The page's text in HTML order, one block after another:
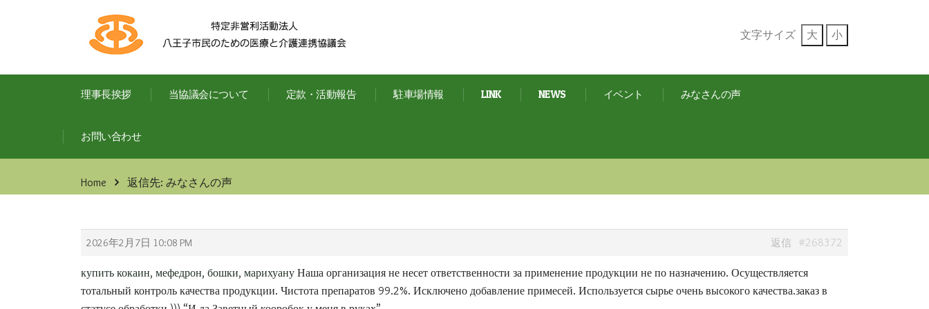
文字サイズ 大 小
理事長挨拶 当協議会について 定款・活動報告 駐車場情報 LINK NEWS イベント みなさんの声
お問い合わせ
Home 返信先: みなさんの声
2026年2月7日 10:08 PM #268372
返信
купить кокаин, мефедрон, бошки, марихуану Наша организация не несет ответственности за применение продукции не по назначению. Осуществляется
тотальный контроль качества продукции. Чистота препаратов 99.2%. Исключено добавление примесей. Используется сырье очень высокого качества.заказ в